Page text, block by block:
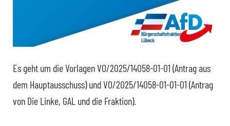
Es geht um die Vorlagen VO/2025/14058-01-01 (Antrag aus
dem Hauptausschuss) und VO/2025/14058-01-01-01 (Antrag
von Die Linke, GAL und die Fraktion).